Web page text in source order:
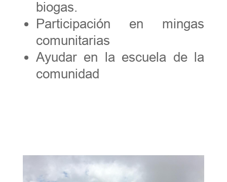
biogas.
Participación en mingas
comunitarias
Ayudar en la escuela de la
comunidad